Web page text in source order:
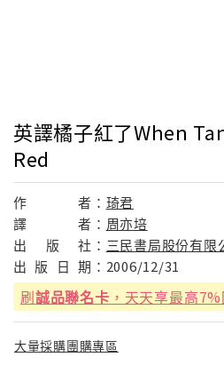
英譯橘子紅了When
Red
作 者： 琦君
譯
者： 周亦培
出
版 社： 三民書局股份有限
出 版 日 期： 2006/12/31
刷誠品聯名卡 ，天天享最高
大量採購團購專區